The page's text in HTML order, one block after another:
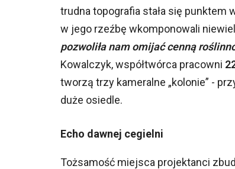
trudna topografia stała się punktem
w jego rzeźbę wkomponowali
pozwoliła nam omijać cenną
Kowalczyk, współtwórca pracowni
tworzą trzy kameralne „kolonie” -
duże osiedle.
Echo dawnej cegielni
Tożsamość miejsca projektanci